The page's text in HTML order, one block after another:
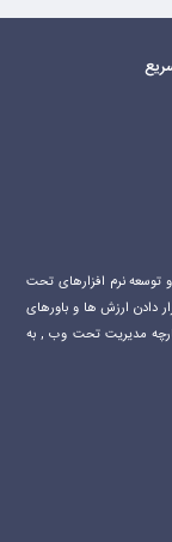
طراحی و توسعه نرم افزارهای تحت
دادن ارزش ها و باورهای
مدیریت تحت وب , به